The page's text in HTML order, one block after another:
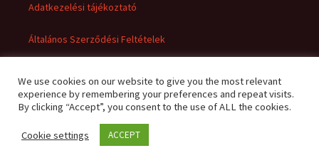
Adatkezelési tájékoztató
Általános Szerződési Feltételek
Adatkezelési tájékoztató
We use cookies on our website to give you the most relevant
experience by remembering your preferences and repeat visits.
By clicking “Accept”, you consent to the use of ALL the cookies.
Cookie settings ACCEPT